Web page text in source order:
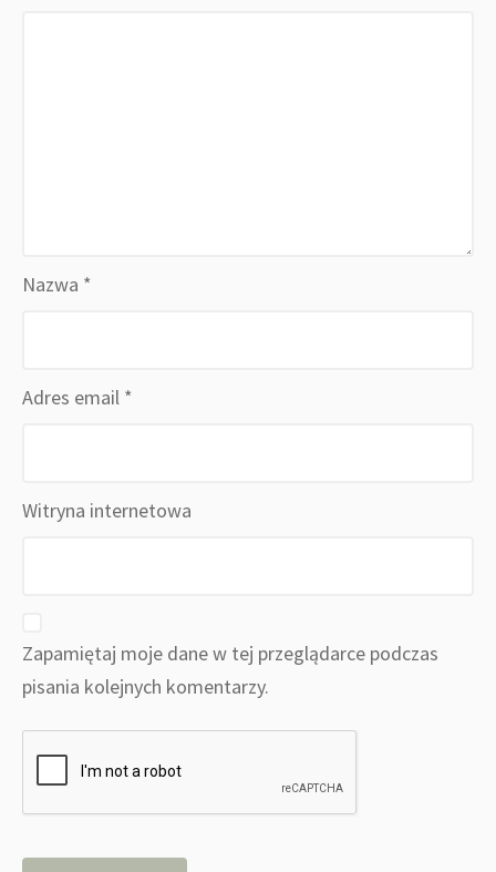
Nazwa *
Adres email *
Witryna internetowa
Zapamiętaj moje dane w tej przeglądarce podczas
pisania kolejnych komentarzy.